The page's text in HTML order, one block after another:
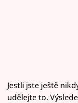
Jestli jste ještě
udělejte to.